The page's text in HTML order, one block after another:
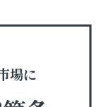
場に